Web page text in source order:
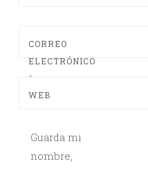
CORREO
ELECTRÓNICO
*
WEB
Guarda mi
nombre,